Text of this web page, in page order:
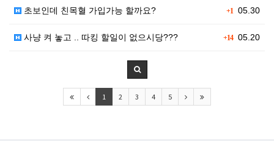
+1 05.30
초보인데 친목혈 가입가능 할까요?
+1405.20
사냥 켜 놓고 .. 따킹 할일이 없으시당???
1 2 3 4 5